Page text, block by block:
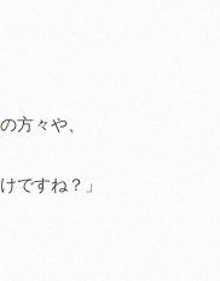
の方々や、
ですね？」